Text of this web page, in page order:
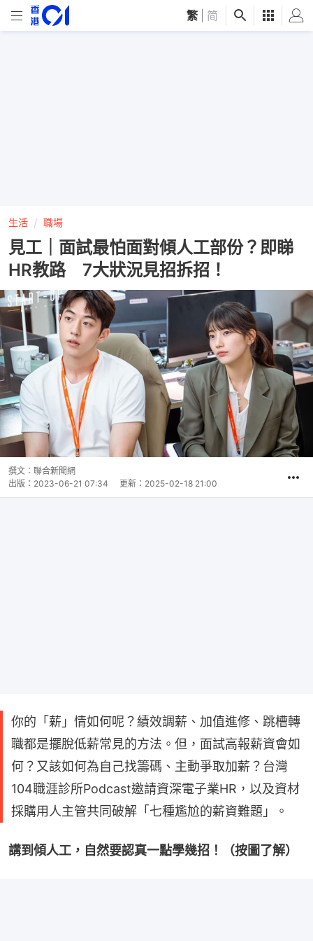
繁 简
生活 職場
見工｜面試最怕面對傾人工部份？即睇
HR教路 7大狀況見招拆招！
撰文： 聯合新聞網
出版： 2023-06-21 07:34 更新： 2025-02-18 21:00
你的「薪」情如何呢？績效調薪、加值進修、跳槽轉
職都是擺脫低薪常見的方法。但，面試高報薪資會如
何？又該如何為自己找籌碼、主動爭取加薪？台灣
104職涯診所Podcast邀請資深電子業HR，以及資材
採購用人主管共同破解「七種尷尬的薪資難題」。
講到傾人工，自然要認真一點學幾招！（按圖了解）